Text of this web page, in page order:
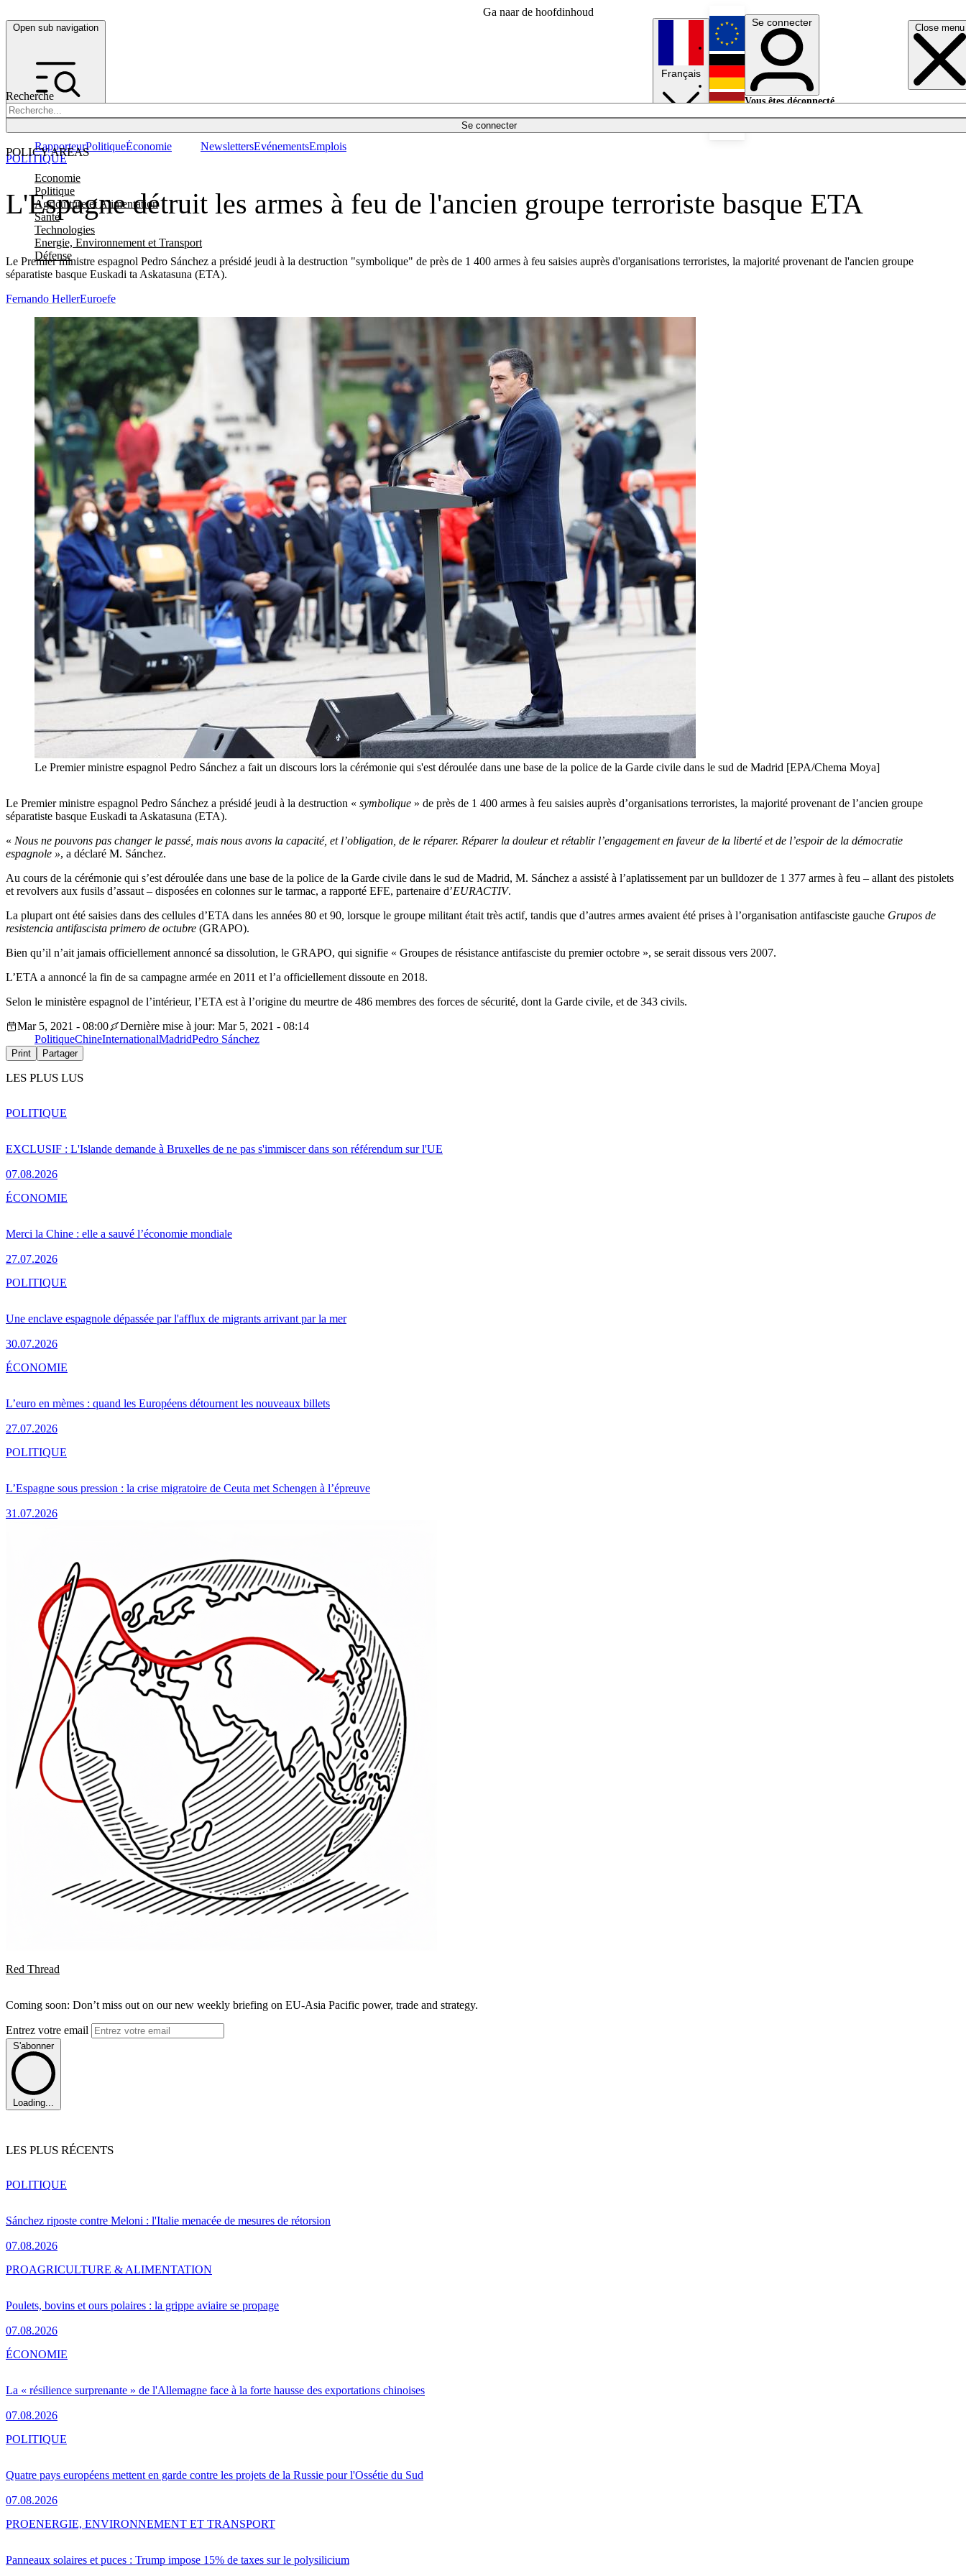
Ga naar de hoofdinhoud
Open sub navigation Close menu
Recherche
Se connecter
POLICY AREAS
Economie
Politique
Agriculture et Alimentation
Santé
Technologies
Energie, Environnement et Transport
Défense
RapporteurPolitiqueÉconomie NewslettersEvénementsEmplois
Français
English
Deutsch
Se connecter
Vous êtes déconnecté.
L'Espagne détruit les armes à feu de l'ancien groupe terroriste basque ETA
Le Premier ministre espagnol Pedro Sánchez a présidé jeudi à la destruction "symbolique" de près de 1 400 armes à feu saisies auprès d'organisations terroristes, la majorité provenant de l'ancien groupe
séparatiste basque Euskadi ta Askatasuna (ETA).
POLITIQUE
Fernando HellerEuroefe
Le Premier ministre espagnol Pedro Sánchez a fait un discours lors la cérémonie qui s'est déroulée dans une base de la police de la Garde civile dans le sud de Madrid [EPA/Chema Moya]
Le Premier ministre espagnol Pedro Sánchez a présidé jeudi à la destruction « symbolique » de près de 1 400 armes à feu saisies auprès d’organisations terroristes, la majorité provenant de l’ancien groupe
séparatiste basque Euskadi ta Askatasuna (ETA).
« Nous ne pouvons pas changer le passé, mais nous avons la capacité, et l’obligation, de le réparer. Réparer la douleur et rétablir l’engagement en faveur de la liberté et de l’espoir de la démocratie
espagnole », a déclaré M. Sánchez.
Au cours de la cérémonie qui s’est déroulée dans une base de la police de la Garde civile dans le sud de Madrid, M. Sánchez a assisté à l’aplatissement par un bulldozer de 1 377 armes à feu – allant des pistolets
et revolvers aux fusils d’assaut – disposées en colonnes sur le tarmac, a rapporté EFE, partenaire d’EURACTIV.
La plupart ont été saisies dans des cellules d’ETA dans les années 80 et 90, lorsque le groupe militant était très actif, tandis que d’autres armes avaient été prises à l’organisation antifasciste gauche Grupos de
resistencia antifascista primero de octubre (GRAPO).
Bien qu’il n’ait jamais officiellement annoncé sa dissolution, le GRAPO, qui signifie « Groupes de résistance antifasciste du premier octobre », se serait dissous vers 2007.
L’ETA a annoncé la fin de sa campagne armée en 2011 et l’a officiellement dissoute en 2018.
Selon le ministère espagnol de l’intérieur, l’ETA est à l’origine du meurtre de 486 membres des forces de sécurité, dont la Garde civile, et de 343 civils.
Mar 5, 2021 - 08:00
Dernière mise à jour: Mar 5, 2021 - 08:14
PolitiqueChineInternationalMadridPedro Sánchez
Print Partager
LES PLUS LUS
EXCLUSIF : L'Islande demande à Bruxelles de ne pas s'immiscer dans son référendum sur l'UE
07.08.2026
POLITIQUE
Merci la Chine : elle a sauvé l’économie mondiale
27.07.2026
ÉCONOMIE
Une enclave espagnole dépassée par l'afflux de migrants arrivant par la mer
30.07.2026
POLITIQUE
L’euro en mèmes : quand les Européens détournent les nouveaux billets
27.07.2026
ÉCONOMIE
L’Espagne sous pression : la crise migratoire de Ceuta met Schengen à l’épreuve
31.07.2026
POLITIQUE
Red Thread
Coming soon: Don’t miss out on our new weekly briefing on EU-Asia Pacific power, trade and strategy.
Entrez votre email
S'abonner
Loading...
LES PLUS RÉCENTS
Sánchez riposte contre Meloni : l'Italie menacée de mesures de rétorsion
07.08.2026
POLITIQUE
Poulets, bovins et ours polaires : la grippe aviaire se propage
07.08.2026
PROAGRICULTURE & ALIMENTATION
La « résilience surprenante » de l'Allemagne face à la forte hausse des exportations chinoises
07.08.2026
ÉCONOMIE
Quatre pays européens mettent en garde contre les projets de la Russie pour l'Ossétie du Sud
07.08.2026
POLITIQUE
Panneaux solaires et puces : Trump impose 15% de taxes sur le polysilicium
PROENERGIE, ENVIRONNEMENT ET TRANSPORT